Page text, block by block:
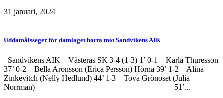
31 januari, 2024
Uddamålsseger för damlaget borta mot Sandvikens AIK
Sandvikens AIK – Västerås SK 3-4 (1-3) 1’ 0-1 – Karla Thuresson
37’ 0-2 – Bella Aronsson (Erica Persson) Hörna 39’ 1-2 – Alina
Zinkevitch (Nelly Hedlund) 44’ 1-3 – Tova Grönoset (Julia
Norrman) ————————————————— 51’...